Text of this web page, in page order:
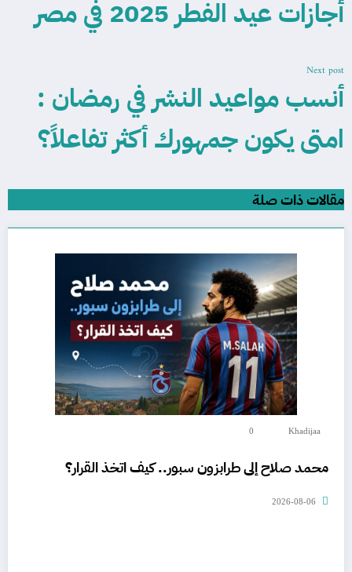
أجازات عيد الفطر 2025 في مصر
Next post
أنسب مواعيد النشر في رمضان :
امتى يكون جمهورك أكثر تفاعلاً؟
مقالات ذات صلة
Khadijaa
0
محمد صلاح إلى طرابزون سبور.. كيف اتخذ القرار؟
2026-08-06